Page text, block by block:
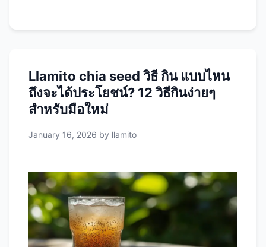
วัน สัปดาห์ที่ 2: 1 ช้อนโต๊ะ/วัน ปกติ: 1-2 ช้อนโต๊ะ/
(สำคัญที่สุด!) กินเมล็ดเชีย 1 ช้อนโต๊ะ = ดื่มน้ำเพิ่ม
…Read more
Llamito chia seed วิธี กิน แบบไหน
ถึงจะได้ประโยชน์? 12 วิธีกินง่ายๆ
สำหรับมือใหม่
January 16, 2026 by llamito